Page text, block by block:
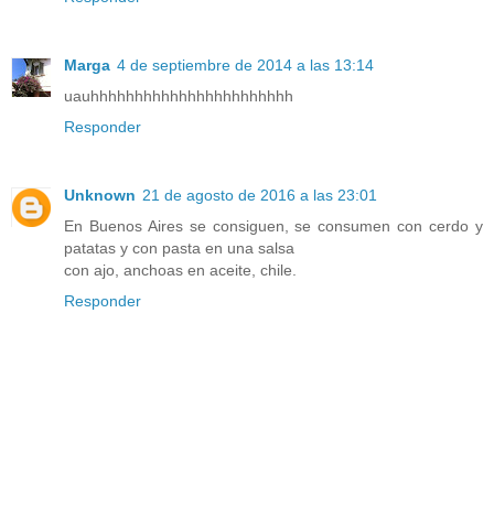
Marga 4 de septiembre de 2014 a las 13:14
uauhhhhhhhhhhhhhhhhhhhhhhh
Responder
Unknown 21 de agosto de 2016 a las 23:01
En Buenos Aires se consiguen, se consumen con cerdo y
patatas y con pasta en una salsa
con ajo, anchoas en aceite, chile.
Responder